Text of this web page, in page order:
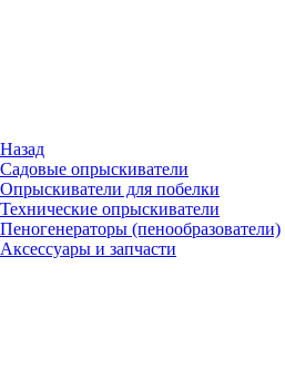
Назад
Садовые опрыскиватели
Опрыскиватели для побелки
Технические опрыскиватели
Пеногенераторы (пенообразователи)
Аксессуары и запчасти